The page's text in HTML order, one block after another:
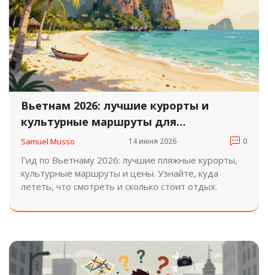
Вьетнам 2026: лучшие курорты и
культурные маршруты для
путешествий
Samuel Musso 14 июня 2026 0
Гид по Вьетнаму 2026: лучшие пляжные курорты,
культурные маршруты и цены. Узнайте, куда
лететь, что смотреть и сколько стоит отдых.